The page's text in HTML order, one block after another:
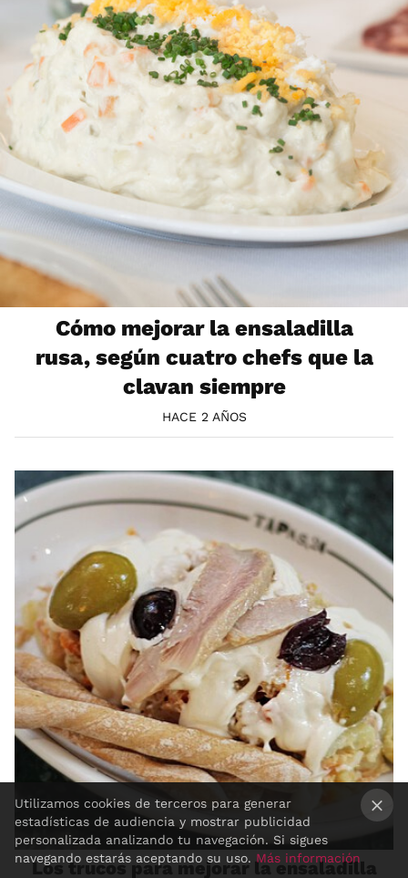
Cómo mejorar la ensaladilla
rusa, según cuatro chefs que la
clavan siempre
HACE 2 AÑOS
Los trucos para mejorar la ensaladilla
Utilizamos cookies de terceros para generar
estadísticas de audiencia y mostrar publicidad
personalizada analizando tu navegación. Si sigues
navegando estarás aceptando su uso. Más información